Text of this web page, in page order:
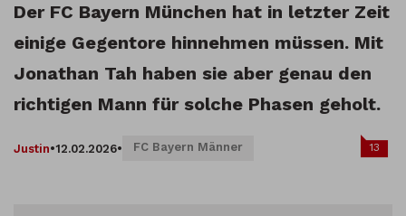
Der FC Bayern München hat in letzter Zeit
einige Gegentore hinnehmen müssen. Mit
Jonathan Tah haben sie aber genau den
richtigen Mann für solche Phasen geholt.
Justin•12.02.2026• FC Bayern Männer 13